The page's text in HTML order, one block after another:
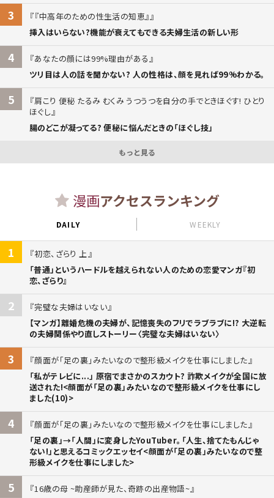
3
『中高年のための性生活の知恵』
挿入はいらない?機能が衰えてもできる夫婦生活の新しい形
4
あなたの顔には99%理由がある
ツリ目は人の話を聞かない? 人の性格は、顔を見れば99%わかる。
5
肩こり 便秘 たるみ むくみ うつうつを自分の手でときほぐす! ひとり
ほぐし
腸のどこが凝ってる? 便秘に悩んだときの「ほぐし技」
もっと見る
漫画アクセスランキング
DAILY WEEKLY
1
初恋、ざらり 上
「普通」というハードルを越えられない人のための恋愛マンガ『初
恋、ざらり』
2
完璧な夫婦はいない
【マンガ】離婚危機の夫婦が、記憶喪失のフリでラブラブに!? 大逆転
の夫婦関係やり直しストーリー〈完璧な夫婦はいない〉
3
顔面が「足の裏」みたいなので整形級メイクを仕事にしました
「私がテレビに...」 原宿でまさかのスカウト? 詐欺メイクが全国に放
送された!<顔面が「足の裏」みたいなので整形級メイクを仕事にし
ました(10)>
4
顔面が「足の裏」みたいなので整形級メイクを仕事にしました
「足の裏」→「人間」に変身したYouTuber。「人生、捨てたもんじゃ
ない!」と思えるコミックエッセイ<顔面が「足の裏」みたいなので整
形級メイクを仕事にしました>
5
16歳の母 ~助産師が見た、奇跡の出産物語~